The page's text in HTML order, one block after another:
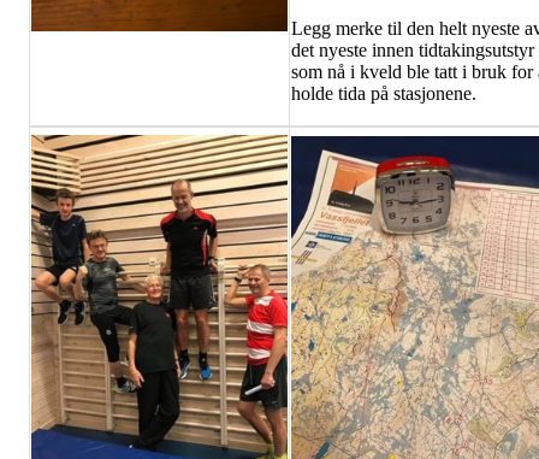
Legg merke til den helt nyeste
det nyeste innen tidtakingsutstyr
som nå i kveld ble tatt i bruk for
holde tida på stasjonene.